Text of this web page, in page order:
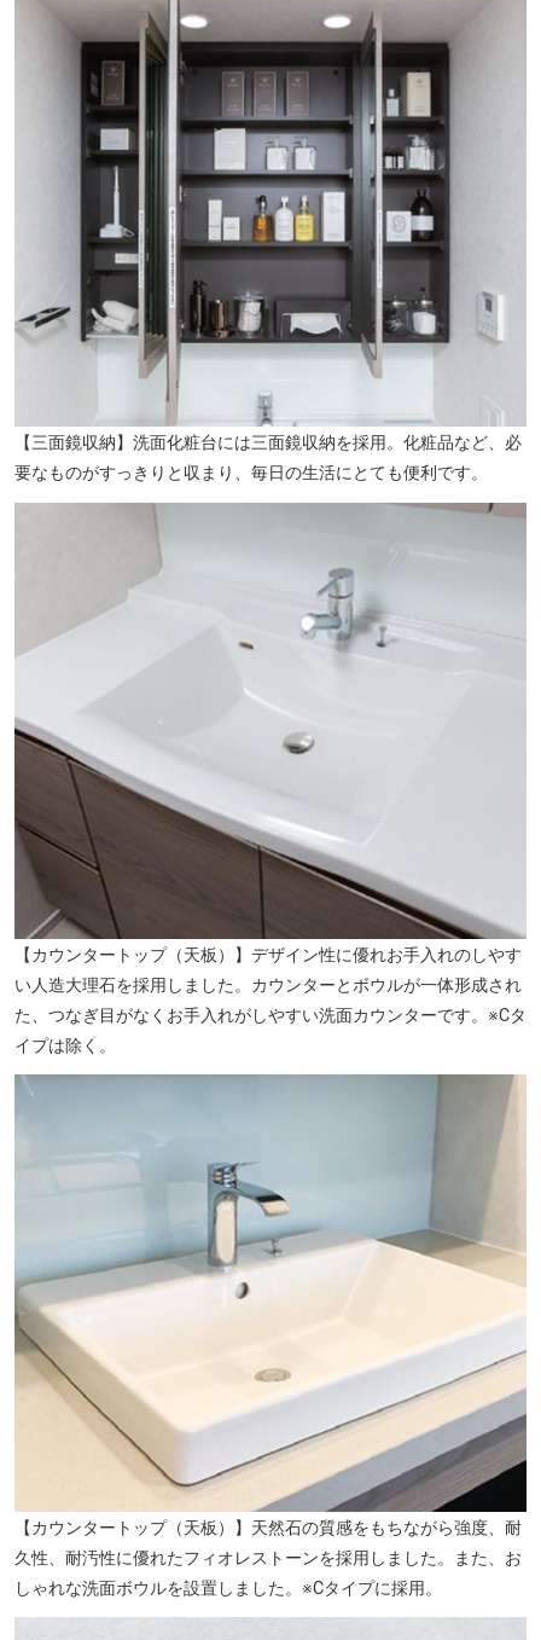
【三面鏡収納】洗面化粧台には三面鏡収納を採用。化粧品など、必
要なものがすっきりと収まり、毎日の生活にとても便利です。
【カウンタートップ（天板）】デザイン性に優れお手入れのしやす
い人造大理石を採用しました。カウンターとボウルが一体形成され
た、つなぎ目がなくお手入れがしやすい洗面カウンターです。※Cタ
イプは除く。
【カウンタートップ（天板）】天然石の質感をもちながら強度、耐
久性、耐汚性に優れたフィオレストーンを採用しました。また、お
しゃれな洗面ボウルを設置しました。※Cタイプに採用。